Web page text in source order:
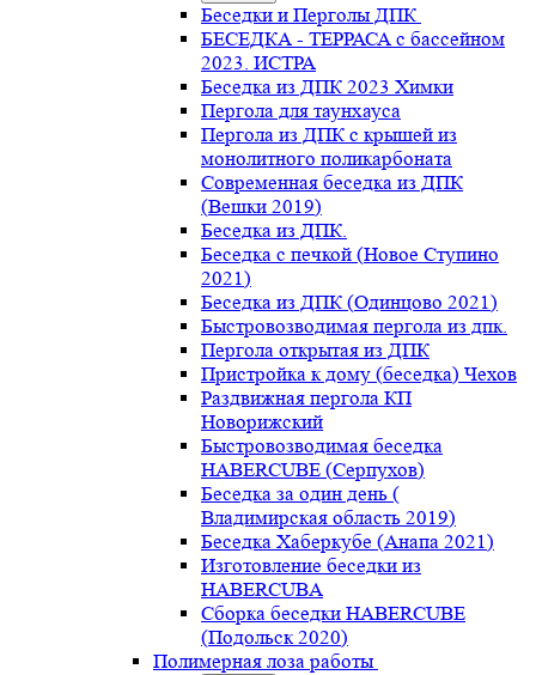
Беседки и Перголы ДПК
БЕСЕДКА - ТЕРРАСА с бассейном
2023. ИСТРА
Беседка из ДПК 2023 Химки
Пергола для таунхауса
Пергола из ДПК с крышей из
монолитного поликарбоната
Современная беседка из ДПК
(Вешки 2019)
Беседка из ДПК.
Беседка с печкой (Новое Ступино
2021)
Беседка из ДПК (Одинцово 2021)
Быстровозводимая пергола из дпк.
Пергола открытая из ДПК
Пристройка к дому (беседка) Чехов
Раздвижная пергола КП
Новорижский
Быстровозводимая беседка
HABERCUBE (Серпухов)
Беседка за один день (
Владимирская область 2019)
Беседка Хаберкубе (Анапа 2021)
Изготовление беседки из
HABERCUBA
Сборка беседки HABERCUBE
(Подольск 2020)
Полимерная лоза работы